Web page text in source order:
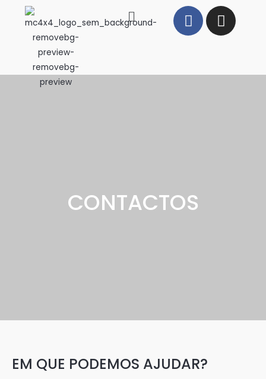
CONTACTOS
EM QUE PODEMOS AJUDAR?